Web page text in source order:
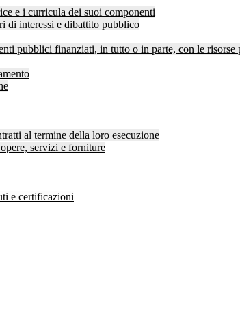
e i curricula dei suoi componenti
di interessi e dibattito pubblico
pubblici finanziati, in tutto o in parte, con le
al termine della loro esecuzione
servizi e forniture
e certificazioni